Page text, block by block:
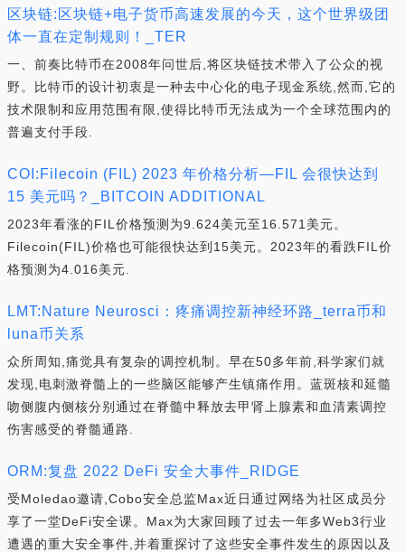
区块链:区块链+电子货币高速发展的今天，这个世界级团
体一直在定制规则！_TER
一、前奏比特币在2008年问世后,将区块链技术带入了公众的视
野。比特币的设计初衷是一种去中心化的电子现金系统,然而,它的
技术限制和应用范围有限,使得比特币无法成为一个全球范围内的
普遍支付手段.
COI:Filecoin (FIL) 2023 年价格分析—FIL 会很快达到
15 美元吗？_BITCOIN ADDITIONAL
2023年看涨的FIL价格预测为9.624美元至16.571美元。
Filecoin(FIL)价格也可能很快达到15美元。2023年的看跌FIL价
格预测为4.016美元.
LMT:Nature Neurosci：疼痛调控新神经环路_terra币和
luna币关系
众所周知,痛觉具有复杂的调控机制。早在50多年前,科学家们就
发现,电刺激脊髓上的一些脑区能够产生镇痛作用。蓝斑核和延髓
吻侧腹内侧核分别通过在脊髓中释放去甲肾上腺素和血清素调控
伤害感受的脊髓通路.
ORM:复盘 2022 DeFi 安全大事件_RIDGE
受Moledao邀请,Cobo安全总监Max近日通过网络为社区成员分
享了一堂DeFi安全课。Max为大家回顾了过去一年多Web3行业
遭遇的重大安全事件,并着重探讨了这些安全事件发生的原因以及